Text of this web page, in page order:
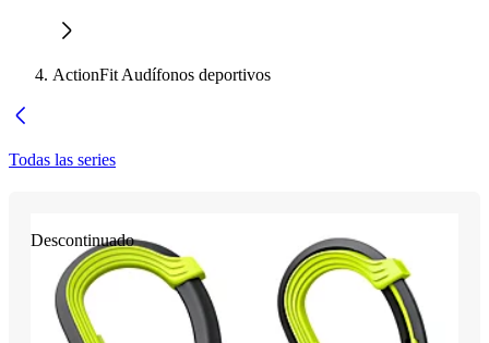
ActionFit Audífonos deportivos
Todas las series
Descontinuado